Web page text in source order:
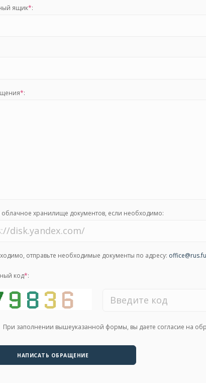
ящик*:
*:
облачное хранилище документов, если необходимо:
отправьте необходимые документы по адресу:
код*:
При заполнении вышеуказанной формы, вы даете согласие на
НАПИСАТЬ ОБРАЩЕНИЕ